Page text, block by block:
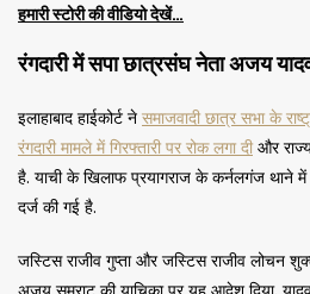
हमारी स्टोरी की वीडियो देखें…
रंगदारी में सपा छात्रसंघ नेता अजय
इलाहाबाद हाईकोर्ट ने समाजवादी छात्र सभा के
रंगदारी मामले में गिरफ्तारी पर रोक लगा दी और
है. याची के खिलाफ प्रयागराज के कर्नलगंज थाने में
दर्ज की गई है.
जस्टिस राजीव गुप्ता और जस्टिस राजीव लोचन